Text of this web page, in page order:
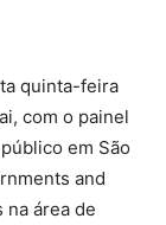
quinta-feira
com o painel
em São
and
na área de